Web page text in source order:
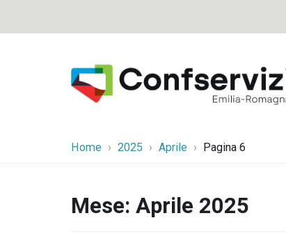
Home 2025 Aprile Pagina 6
Mese: Aprile 2025